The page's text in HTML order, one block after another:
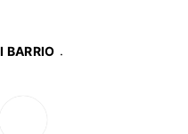
BARRIO ·